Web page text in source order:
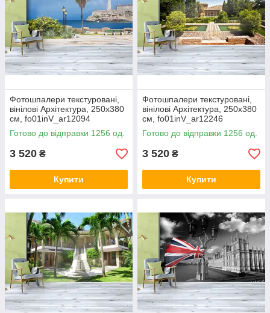
Фотошпалери текстуровані,
вінілові Архітектура, 250х380
см, fo01inV_ar12094
Готово до відправки 1256 од.
3 520 ₴
Купити
Фотошпалери текстуровані,
вінілові Архітектура, 250х380
см, fo01inV_ar12246
Готово до відправки 1256 од.
3 520 ₴
Купити